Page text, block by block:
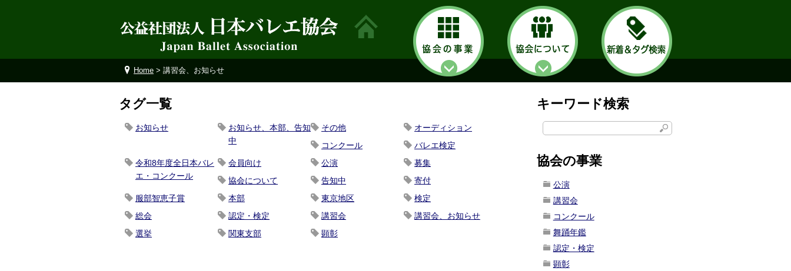
Home > 講習会、お知らせ
タグ一覧
お知らせ
お知らせ、本部、告知
中
その他
オーディション
コンクール
バレエ検定
令和8年度全日本バレ
エ・コンクール
会員向け 公演
募集
協会について
告知中
寄付
服部智恵子賞
本部 東京地区
検定
総会
認定・検定 講習会
講習会、お知らせ
選挙
関東支部 顕彰
キーワード検索
協会の事業
公演
講習会
コンクール
舞踊年鑑
認定・検定
顕彰